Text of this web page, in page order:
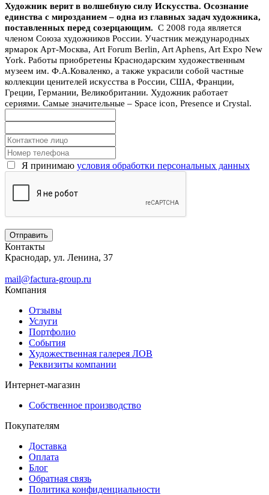
Художник верит в волшебную силу Искусства. Осознание
единства с мирозданием – одна из главных задач художника,
поставленных перед созерцающим. C 2008 года является
членом Союза художников России. Участник международных
ярмарок Арт-Москва, Art Forum Berlin, Art Aphens, Art Expo New
York. Работы приобретены Краснодарским художественным
музеем им. Ф.А.Коваленко, а также украсили собой частные
коллекции ценителей искусства в России, США, Франции,
Греции, Германии, Великобритании. Художник работает
сериями. Самые значительные – Space icon, Presence и Crystal.
Я принимаю условия обработки персональных данных
Контакты
Краснодар, ул. Ленина, 37
mail@factura-group.ru
Компания
Отзывы
Услуги
Портфолио
События
Художественная галерея ЛОВ
Реквизиты компании
Интернет-магазин
Собственное производство
Покупателям
Доставка
Оплата
Блог
Обратная связь
Политика конфиденциальности